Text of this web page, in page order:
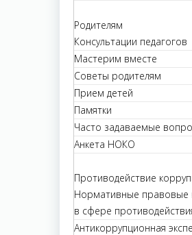
Родителям
Консультации педагогов
Мастерим вместе
Советы родителям
Прием детей
Памятки
Часто задаваемые
Анкета НОКО
Противодействие
Нормативные правовые
в сфере
Антикоррупционная